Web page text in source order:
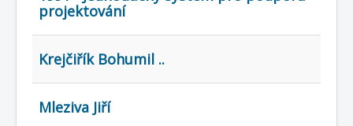
projektování
Krejčiřík Bohumil ..
Mleziva Jiří